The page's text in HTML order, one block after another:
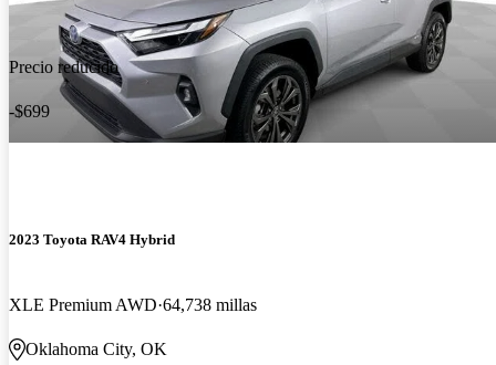
Precio reducido
-$699
2023 Toyota RAV4 Hybrid
XLE Premium AWD 64,738 millas
Oklahoma City, OK